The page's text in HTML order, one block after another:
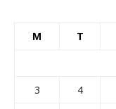
M T
3
4